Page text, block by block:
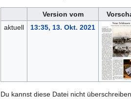
Version vom
aktuell
13:35, 13. Okt. 2021
Du kannst diese Datei nicht überschreiben.